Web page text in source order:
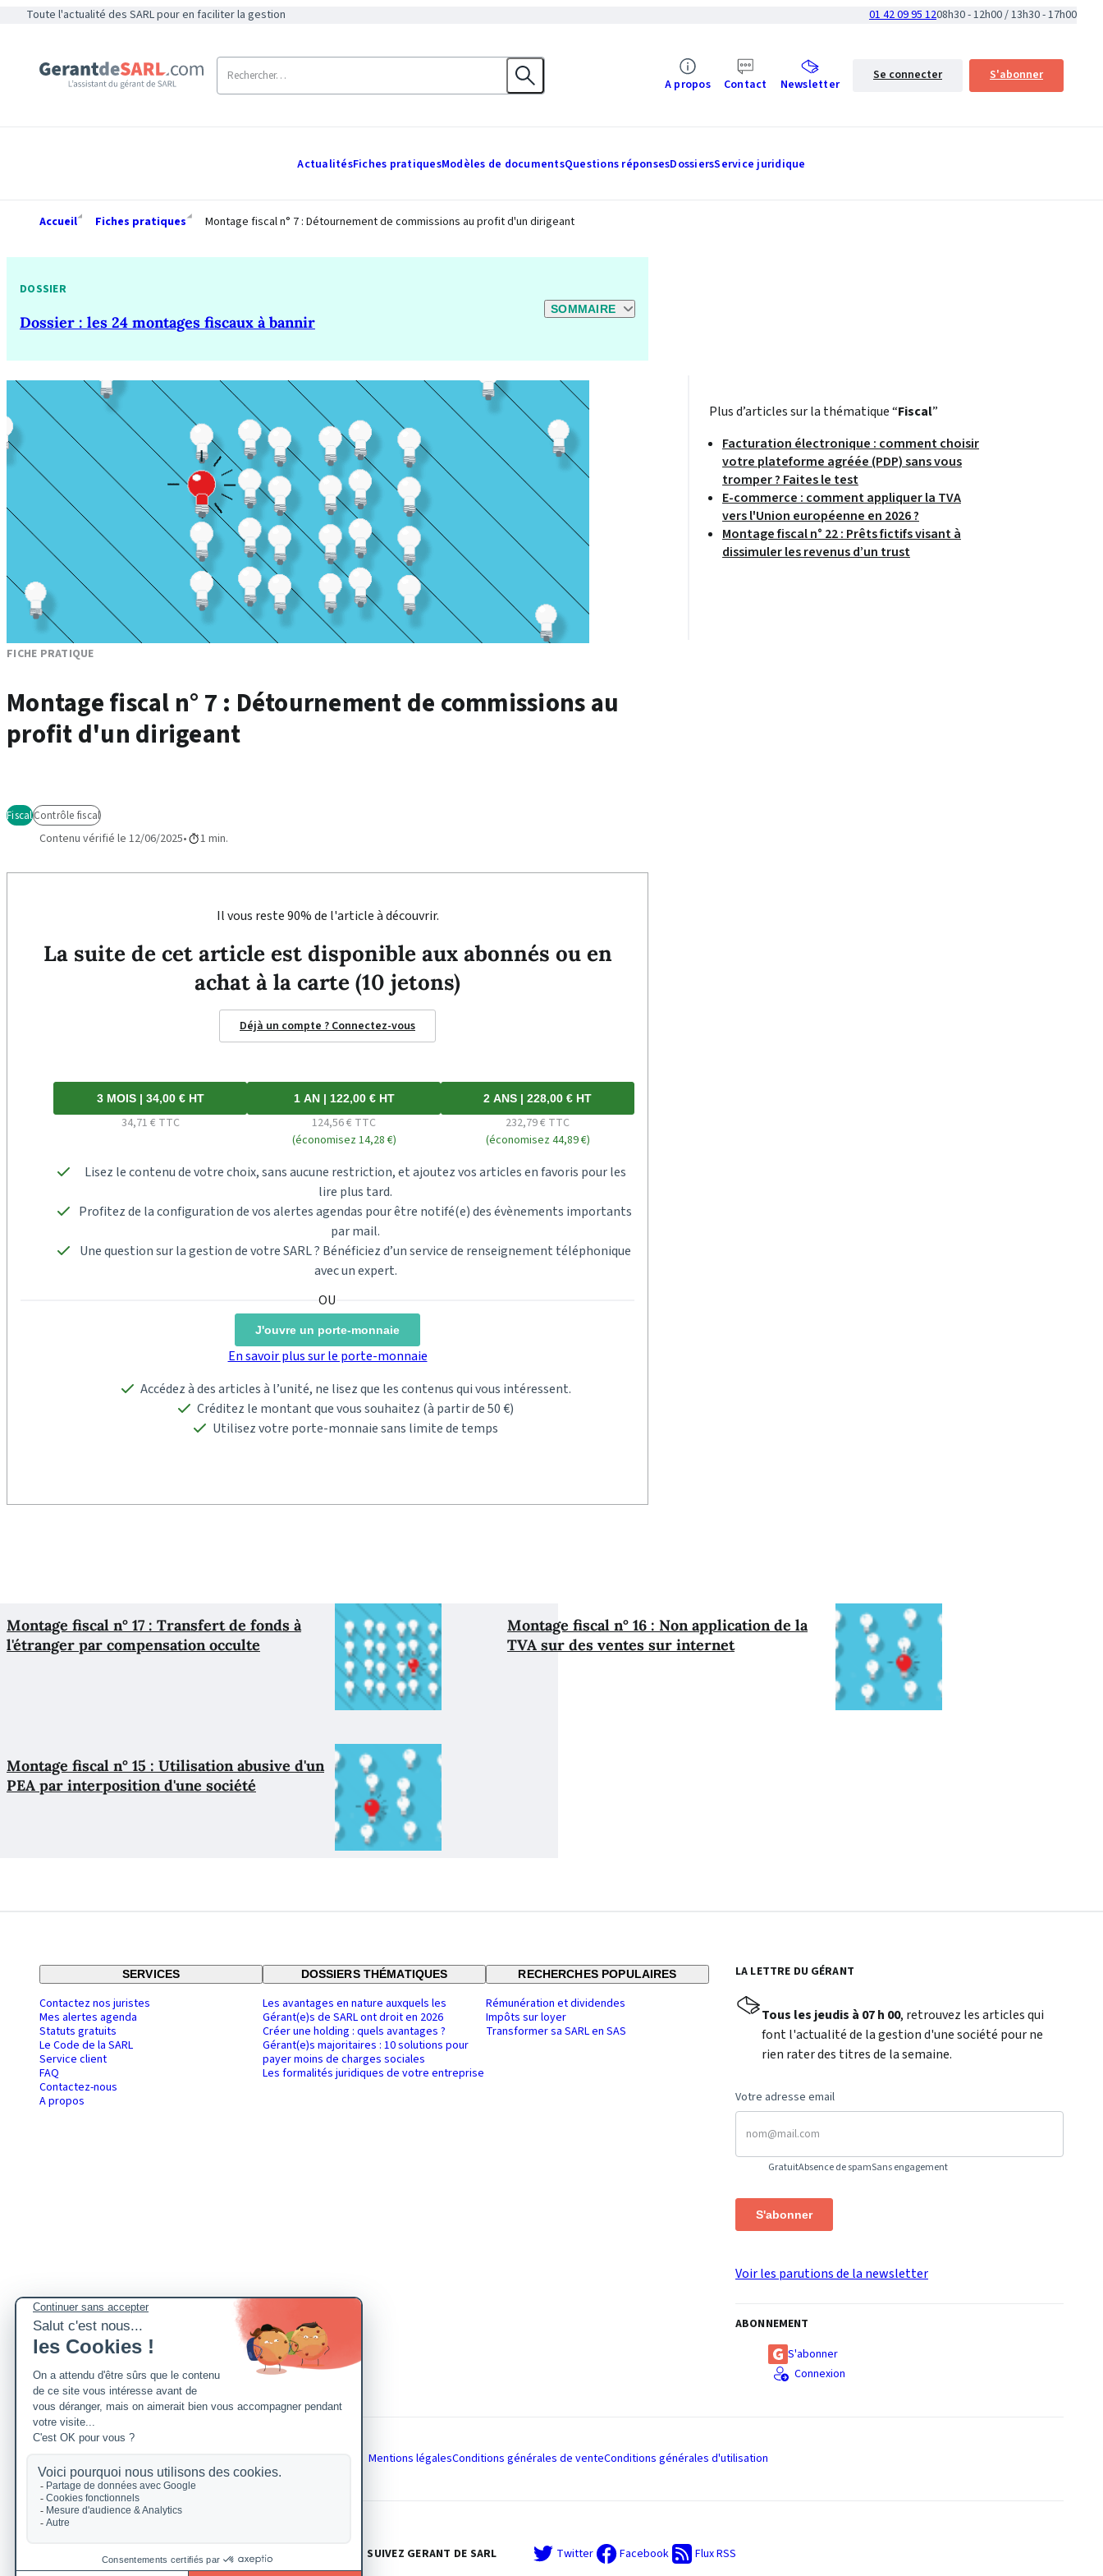
Toute l'actualité des SARL pour en faciliter la gestion 01 42 09 95 1208h30 - 12h00 / 13h30 - 17h00
A propos Contact Newsletter
Se connecter S'abonner
ActualitésFiches pratiquesModèles de documentsQuestions réponsesDossiersService juridique
Accueil Fiches pratiques Montage fiscal n° 7 : Détournement de commissions au profit d'un dirigeant
DOSSIER
Dossier : les 24 montages fiscaux à bannir
SOMMAIRE
FICHE PRATIQUE
Montage fiscal n° 7 : Détournement de commissions au
profit d'un dirigeant
FiscalContrôle fiscal
Contenu vérifié le 12/06/2025 1 min.
Il vous reste 90% de l'article à découvrir.
La suite de cet article est disponible aux abonnés ou en
achat à la carte (10 jetons)
Déjà un compte ? Connectez-vous
3 MOIS | 34,00 € HT
34,71 € TTC
1 AN | 122,00 € HT
124,56 € TTC
(économisez 14,28 €)
2 ANS | 228,00 € HT
232,79 € TTC
(économisez 44,89 €)
Lisez le contenu de votre choix, sans aucune restriction, et ajoutez vos articles en favoris pour les
lire plus tard.
Profitez de la configuration de vos alertes agendas pour être notifé(e) des évènements importants
par mail.
Une question sur la gestion de votre SARL ? Bénéficiez d’un service de renseignement téléphonique
avec un expert.
J'ouvre un porte-monnaie
En savoir plus sur le porte-monnaie
Accédez à des articles à l’unité, ne lisez que les contenus qui vous intéressent.
Créditez le montant que vous souhaitez (à partir de 50 €)
Utilisez votre porte-monnaie sans limite de temps
Plus d’articles sur la thématique “Fiscal”
Facturation électronique : comment choisir
votre plateforme agréée (PDP) sans vous
tromper ? Faites le test
E-commerce : comment appliquer la TVA
vers l'Union européenne en 2026 ?
Montage fiscal n° 22 : Prêts fictifs visant à
dissimuler les revenus d’un trust
Montage fiscal n° 17 : Transfert de fonds à
l'étranger par compensation occulte
Montage fiscal n° 16 : Non application de la
TVA sur des ventes sur internet
Montage fiscal n° 15 : Utilisation abusive d'un
PEA par interposition d'une société
SERVICES
Contactez nos juristes
Mes alertes agenda
Statuts gratuits
Le Code de la SARL
Service client
FAQ
Contactez-nous
A propos
DOSSIERS THÉMATIQUES
Les avantages en nature auxquels les
Gérant(e)s de SARL ont droit en 2026
Créer une holding : quels avantages ?
Gérant(e)s majoritaires : 10 solutions pour
payer moins de charges sociales
Les formalités juridiques de votre entreprise
RECHERCHES POPULAIRES
Rémunération et dividendes
Impôts sur loyer
Transformer sa SARL en SAS
LA LETTRE DU GÉRANT
Tous les jeudis à 07 h 00, retrouvez les articles qui
font l'actualité de la gestion d'une société pour ne
rien rater des titres de la semaine.
Votre adresse email
GratuitAbsence de spamSans engagement
S'abonner
Voir les parutions de la newsletter
ABONNEMENT
S'abonner
Connexion
Mentions légalesConditions générales de venteConditions générales d'utilisation
SUIVEZ GERANT DE SARL Twitter Facebook Flux RSS